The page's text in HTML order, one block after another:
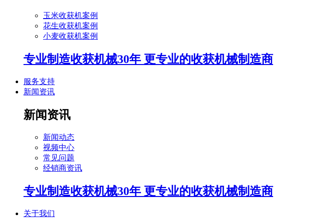
玉米收获机案例
花生收获机案例
小麦收获机案例
专业制造收获机械30年 更专业的收获机械制造商
服务支持
新闻资讯
新闻资讯
新闻动态
视频中心
常见问题
经销商资讯
专业制造收获机械30年 更专业的收获机械制造商
关于我们